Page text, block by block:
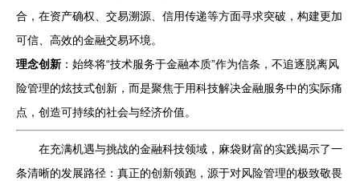
合，在资产确权、交易溯源、信用传递等方面寻求突破，构建更加
可信、高效的金融交易环境。
理念创新 ：始终将“技术服务于金融本质”作为信条，不追逐脱离风
险管理的炫技式创新，而是聚焦于用科技解决金融服务中的实际痛
点，创造可持续的社会与经济价值。
在充满机遇与挑战的金融科技领域，麻袋财富的实践揭示了一
条清晰的发展路径：真正的创新领跑，源于对风险管理的极致敬畏